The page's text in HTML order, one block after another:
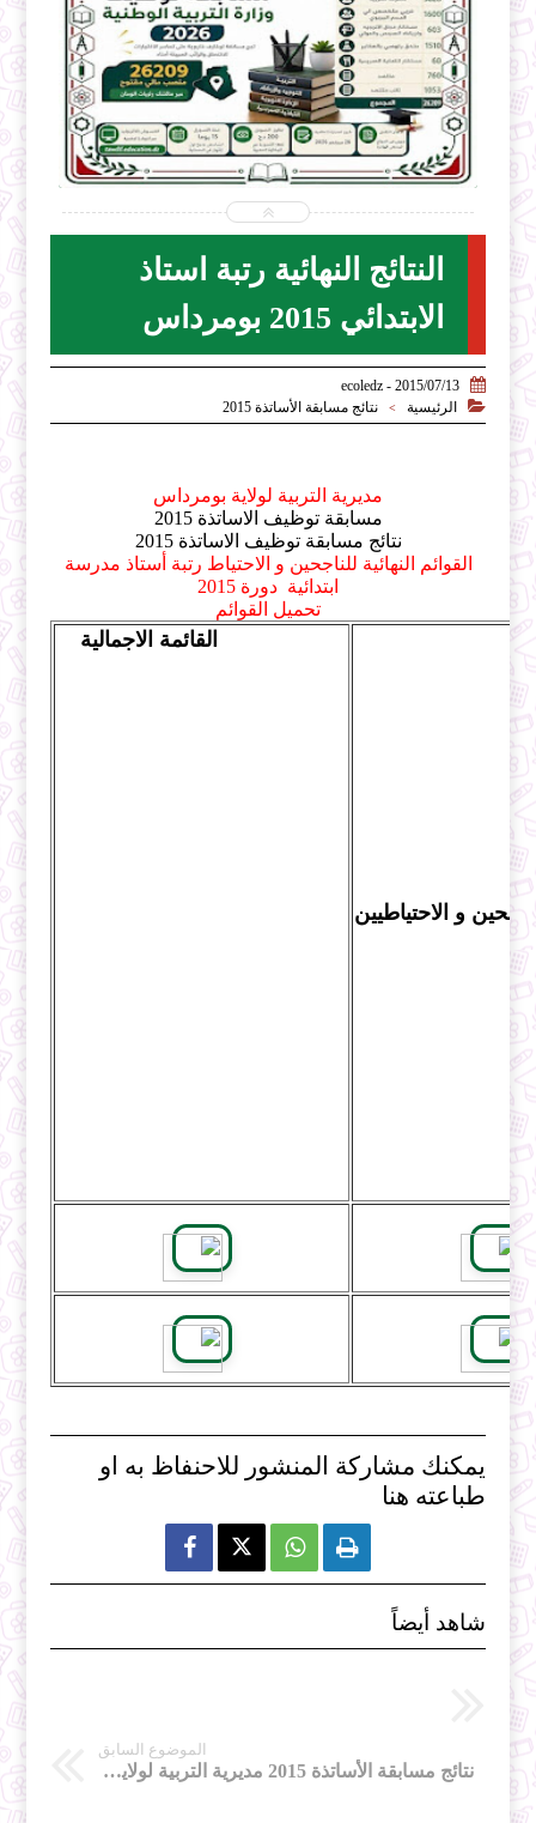
2026-07-28
ecoledz.net
النتائج النهائية رتبة استاذ
الابتدائي 2015 بومرداس

2015/07/13 - ecoledz

الرئيسية > نتائج مسابقة الأساتذة 2015
مديرية التربية لولاية بومرداس
مسابقة توظيف الاساتذة 2015
نتائج مسابقة توظيف الاساتذة 2015
القوائم النهائية للناجحين و الاحتياط رتبة أستاذ مدرسة
ابتدائية دورة 2015
تحميل القوائم
و الاحتياطيين
القائمة الاجمالية
يمكنك مشاركة المنشور للاحنفاظ به او
طباعته هنا
  
شاهد أيضاً
الموضوع السابق
نتائج مسابقة الأساتذة 2015 مديرية التربية لولاية الجزائر غرب